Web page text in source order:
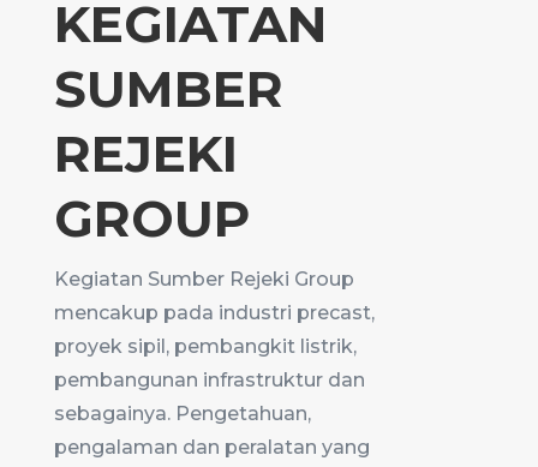
KEGIATAN
SUMBER
REJEKI
GROUP
Kegiatan Sumber Rejeki Group
mencakup pada industri precast,
proyek sipil, pembangkit listrik,
pembangunan infrastruktur dan
sebagainya. Pengetahuan,
pengalaman dan peralatan yang